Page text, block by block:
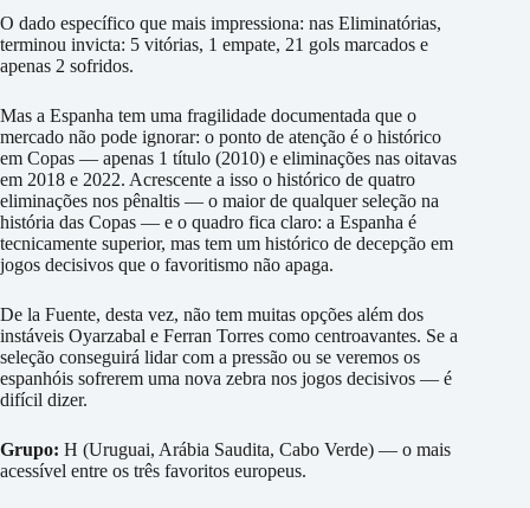
O dado específico que mais impressiona: nas Eliminatórias,
terminou invicta: 5 vitórias, 1 empate, 21 gols marcados e
apenas 2 sofridos.
Mas a Espanha tem uma fragilidade documentada que o
mercado não pode ignorar: o ponto de atenção é o histórico
em Copas — apenas 1 título (2010) e eliminações nas oitavas
em 2018 e 2022. Acrescente a isso o histórico de quatro
eliminações nos pênaltis — o maior de qualquer seleção na
história das Copas — e o quadro fica claro: a Espanha é
tecnicamente superior, mas tem um histórico de decepção em
jogos decisivos que o favoritismo não apaga.
De la Fuente, desta vez, não tem muitas opções além dos
instáveis Oyarzabal e Ferran Torres como centroavantes. Se a
seleção conseguirá lidar com a pressão ou se veremos os
espanhóis sofrerem uma nova zebra nos jogos decisivos — é
difícil dizer.
Grupo: H (Uruguai, Arábia Saudita, Cabo Verde) — o mais
acessível entre os três favoritos europeus.